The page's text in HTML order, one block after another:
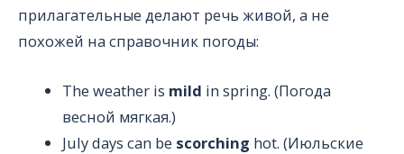
прилагательные делают речь живой, а не
похожей на справочник погоды:
The weather is mild in spring. (Погода
весной мягкая.)
July days can be scorching hot. (Июльские